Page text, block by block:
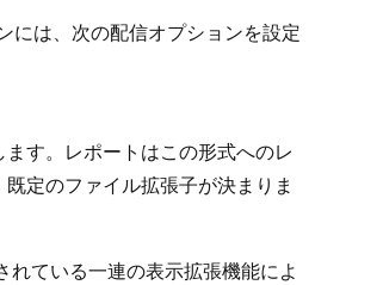
には、次の配信オプションを設定
す。レポートはこの形式へのレ
定のファイル拡張子が決まりま
ている一連の表示拡張機能によ